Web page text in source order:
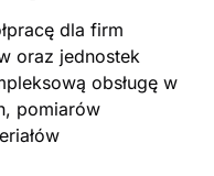
dla firm
oraz jednostek
obsługę w
pomiarów